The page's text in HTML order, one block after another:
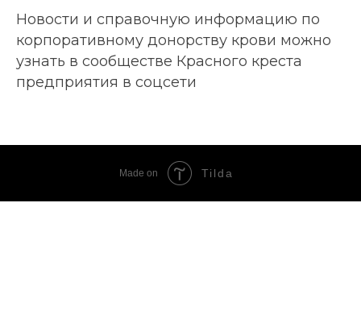
Новости и справочную информацию по
корпоративному донорству крови можно
узнать в сообществе Красного креста
предприятия в соцсети
Made on Tilda